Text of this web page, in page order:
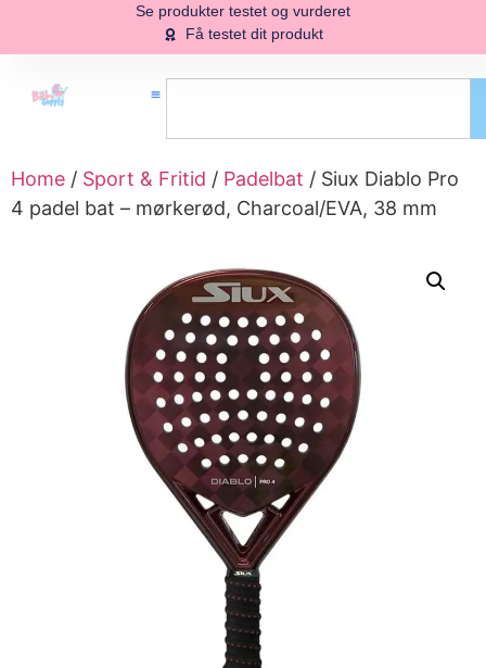
Se produkter testet og vurderet
Få testet dit produkt
Home / Sport & Fritid / Padelbat / Siux Diablo Pro
4 padel bat – mørkerød, Charcoal/EVA, 38 mm